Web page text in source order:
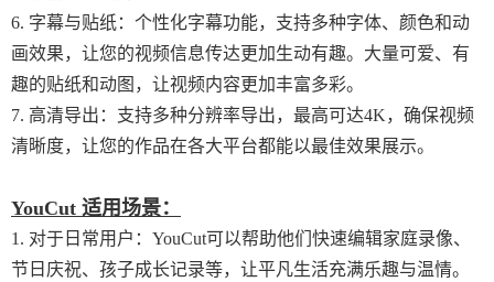
6. 字幕与贴纸：个性化字幕功能，支持多种字体、颜色和动
画效果，让您的视频信息传达更加生动有趣。大量可爱、有
趣的贴纸和动图，让视频内容更加丰富多彩。
7. 高清导出：支持多种分辨率导出，最高可达4K，确保视频
清晰度，让您的作品在各大平台都能以最佳效果展示。
YouCut 适用场景：
1. 对于日常用户：YouCut可以帮助他们快速编辑家庭录像、
节日庆祝、孩子成长记录等，让平凡生活充满乐趣与温情。